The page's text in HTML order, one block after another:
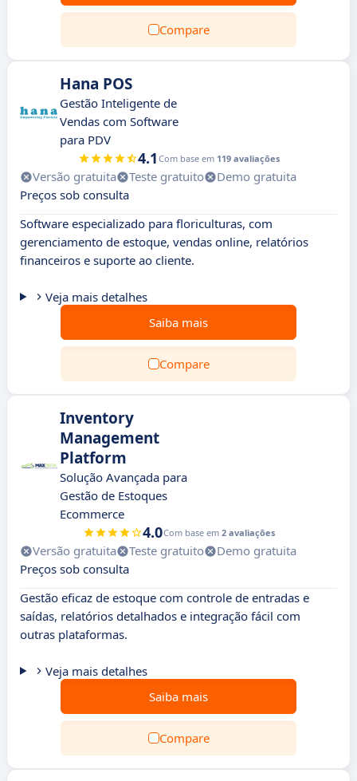
Compare
Hana POS
Gestão Inteligente de
Vendas com Software
para PDV
4.1 Com base em 119 avaliações
Versão gratuita Teste gratuito
Demo gratuita
Preços sob consulta
Software especializado para floriculturas, com
gerenciamento de estoque, vendas online, relatórios
financeiros e suporte ao cliente.
Veja mais detalhes
Saiba mais
Compare
Inventory
Management
Platform
Solução Avançada para
Gestão de Estoques
Ecommerce
4.0Com base em 2 avaliações
Versão gratuita Teste gratuito
Demo gratuita
Preços sob consulta
Gestão eficaz de estoque com controle de entradas e
saídas, relatórios detalhados e integração fácil com
outras plataformas.
Veja mais detalhes
Saiba mais
Compare